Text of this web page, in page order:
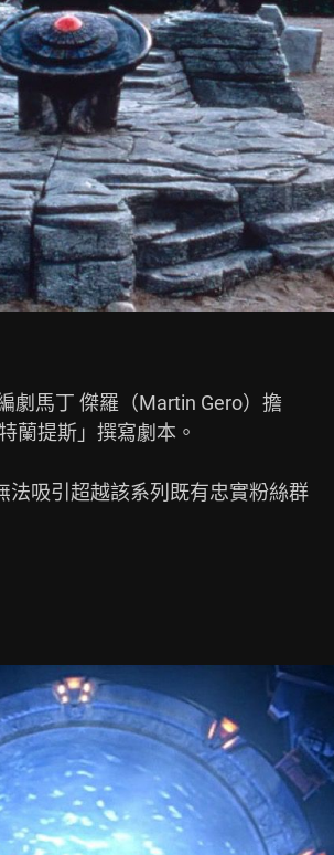
劇馬丁 傑羅（Martin Gero）擔
蘭提斯」撰寫劇本。
法吸引超越該系列既有忠實粉絲群